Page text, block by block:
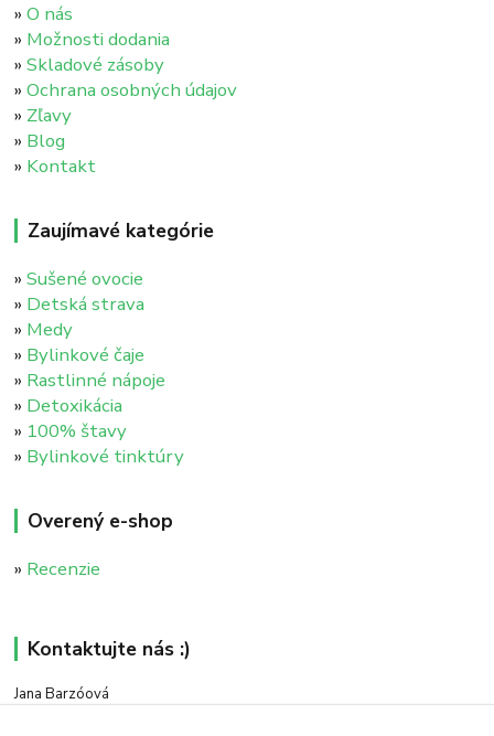
»O nás
» Možnosti dodania
»Skladové zásoby
»Ochrana osobných údajov
» Zľavy
» Blog
» Kontakt
Zaujímavé kategórie
»Sušené ovocie
» Detská strava
» Medy
» Bylinkové čaje
» Rastlinné nápoje
» Detoxikácia
» 100% štavy
» Bylinkové tinktúry
Overený e-shop
» Recenzie
Kontaktujte nás :)
Jana Barzóová